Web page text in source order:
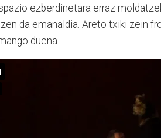
ezberdinetara erraz
da emanaldia. Areto txiki zein
duena.